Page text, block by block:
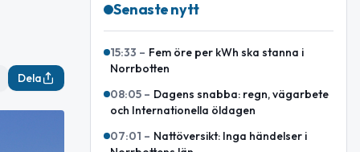
Dela
Senaste nytt
15:33 – Fem öre per kWh ska stanna i
Norrbotten
08:05 – Dagens snabba: regn, vägarbete
och Internationella öldagen
07:01 – Nattöversikt: Inga händelser i